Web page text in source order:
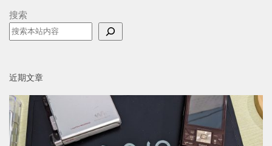
搜索
近期文章